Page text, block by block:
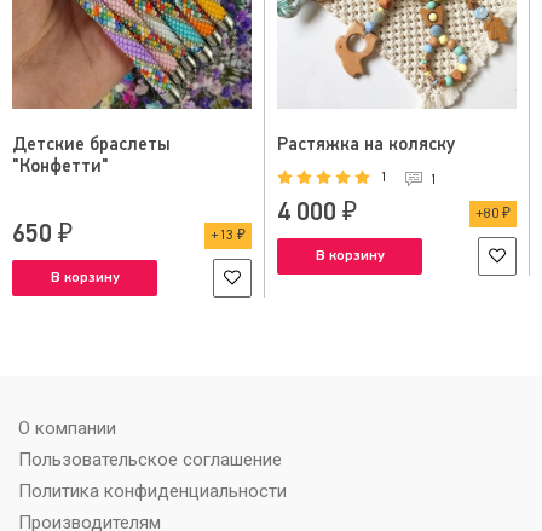
Детские браслеты
"Конфетти"
650 ₽ 13 ₽
В корзину
Растяжка на коляску
1 1
4 000 ₽ 80 ₽
В корзину
О компании
Пользовательское соглашение
Политика конфиденциальности
Производителям